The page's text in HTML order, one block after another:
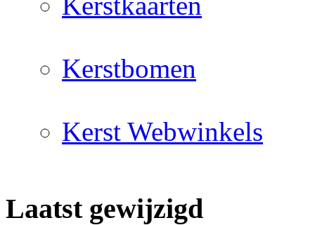
Kerstbomen
Kerst Webwinkels
Laatst gewijzigd